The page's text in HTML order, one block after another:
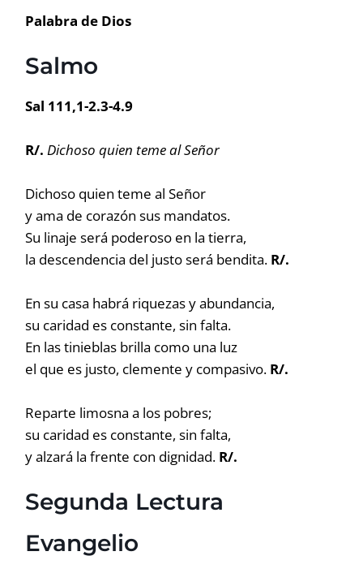
Palabra de Dios
Salmo
Sal 111,1-2.3-4.9
R/. Dichoso quien teme al Señor
Dichoso quien teme al Señor
y ama de corazón sus mandatos.
Su linaje será poderoso en la tierra,
la descendencia del justo será bendita. R/.
En su casa habrá riquezas y abundancia,
su caridad es constante, sin falta.
En las tinieblas brilla como una luz
el que es justo, clemente y compasivo. R/.
Reparte limosna a los pobres;
su caridad es constante, sin falta,
y alzará la frente con dignidad. R/.
Segunda Lectura
Evangelio